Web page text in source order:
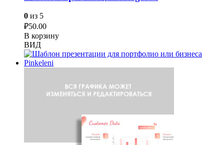
0 из 5
₽50.00
В корзину
ВИД